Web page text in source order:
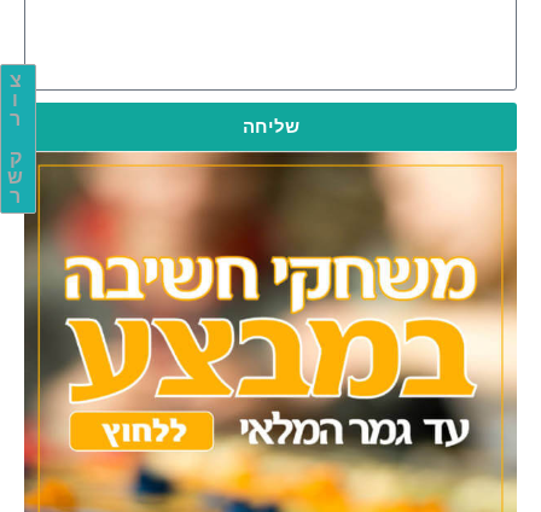
צ
ו
ר
ק
ש
ר
שליחה